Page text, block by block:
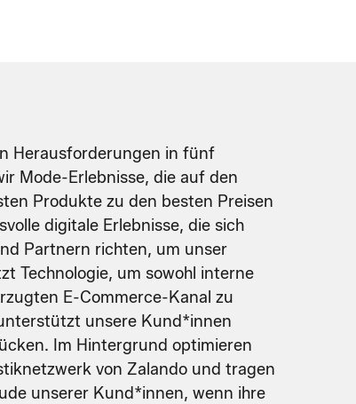
Herausforderungen in fünf
Mode-Erlebnisse, die auf den
Produkte zu den besten Preisen
digitale Erlebnisse, die sich
Partnern richten, um unser
Technologie, um sowohl interne
E-Commerce-Kanal zu
unsere Kund*innen
Im Hintergrund optimieren
von Zalando und tragen
unserer Kund*innen, wenn ihre